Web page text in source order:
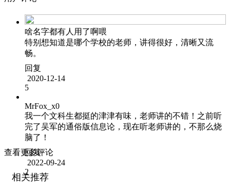
啥名字都有人用了啊喂
特别想知道是哪个学校的老师，讲得很好，清晰又流
畅。
回复
2020-12-14
5
MrFox_x0
我一个文科生都挺的津津有味，老师讲的不错！之前听
完了吴军的通俗版信息论，现在听老师讲的，不那么烧
脑了！
回复
2022-09-24
2
查看更多评论
相关推荐